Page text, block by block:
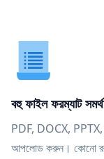
বহু ফাইল ফরম্যাট
PDF, DOCX, PPTX,
আপলোড করুন। কোনো